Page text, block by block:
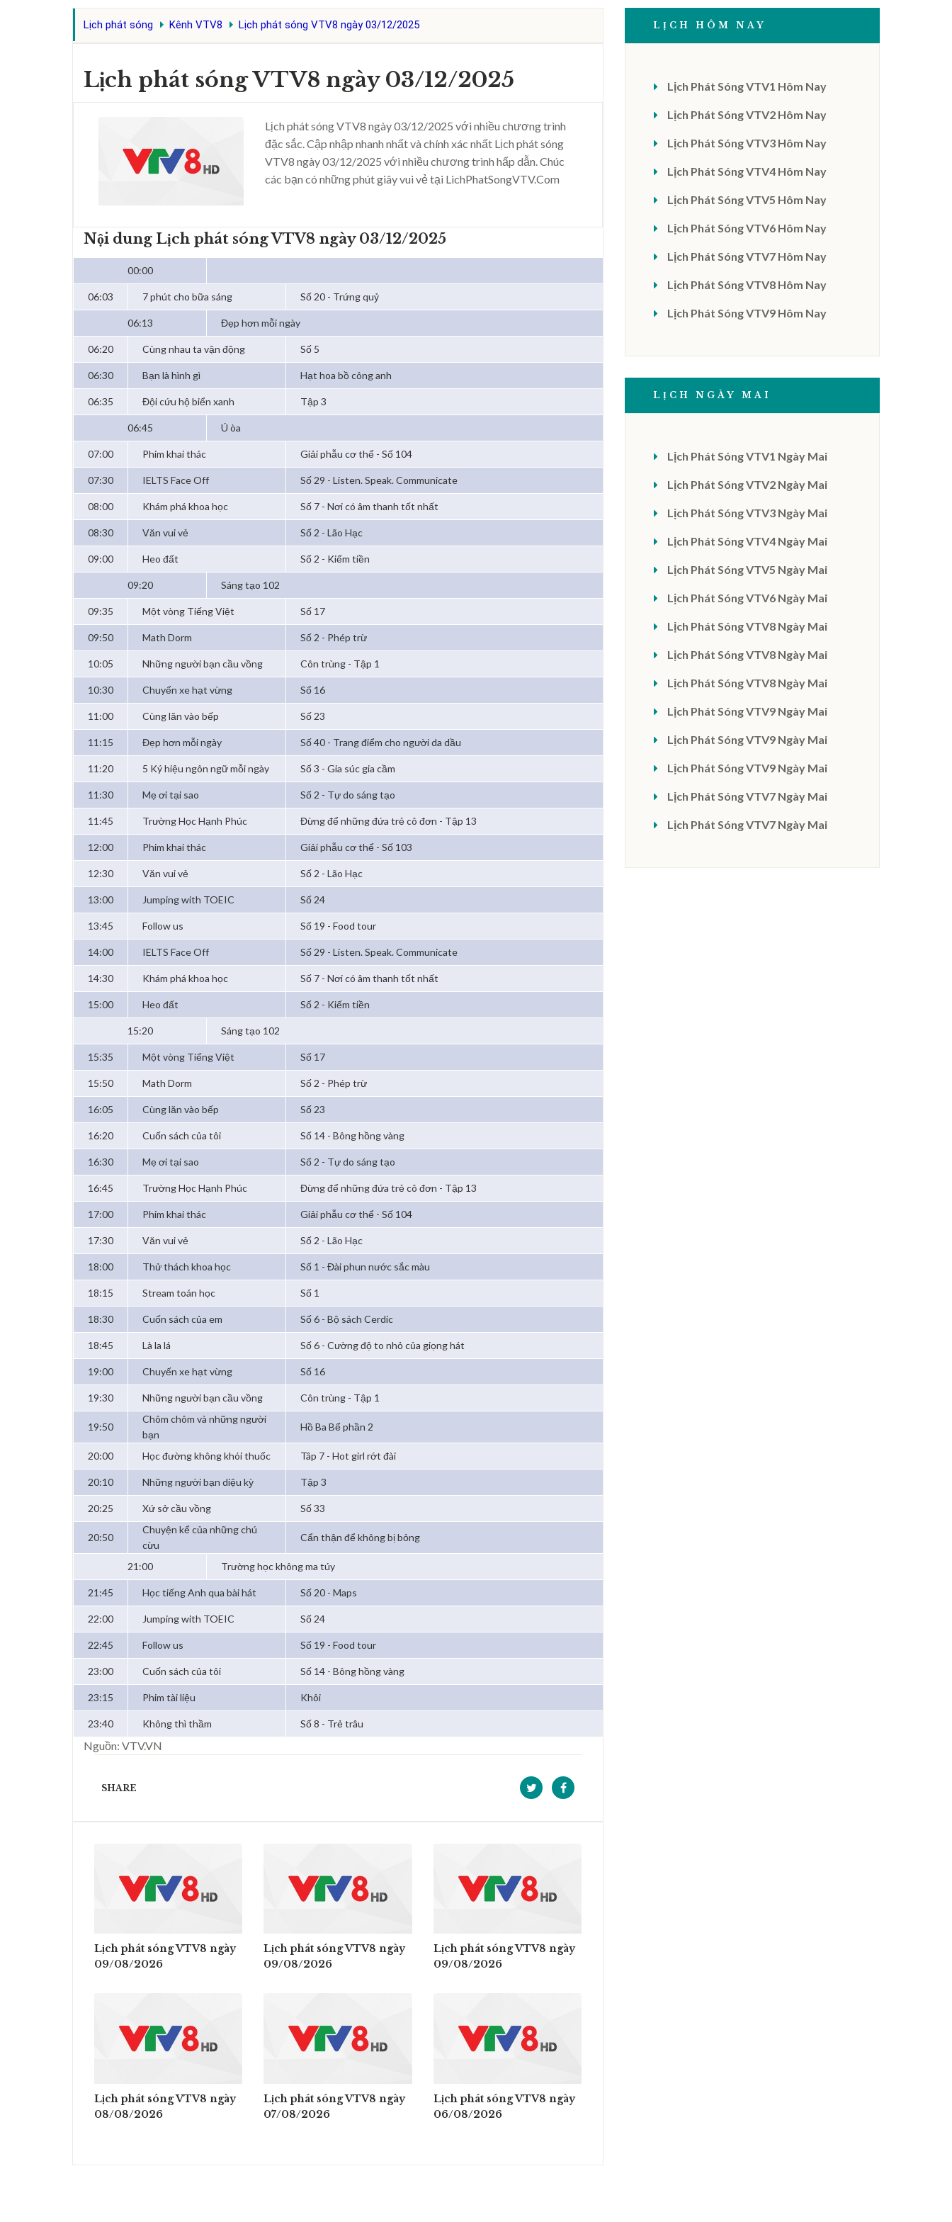
Lịch phát sóng Kênh VTV8 Lịch phát sóng VTV8 ngày 03/12/2025
Lịch phát sóng VTV8 ngày 03/12/2025
Lịch phát sóng VTV8 ngày 03/12/2025 với nhiều chương trình
đặc sắc. Cập nhập nhanh nhất và chính xác nhất Lịch phát sóng
VTV8 ngày 03/12/2025 với nhiều chương trình hấp dẫn. Chúc
các bạn có những phút giây vui vẻ tại LichPhatSongVTV.Com
Nội dung Lịch phát sóng VTV8 ngày 03/12/2025
00:00
06:03 7 phút cho bữa sáng Số 20 - Trứng quỷ
06:13 Đẹp hơn mỗi ngày
06:20 Cùng nhau ta vận động Số 5
06:30 Bạn là hình gì Hạt hoa bồ công anh
06:35 Đội cứu hộ biển xanh Tập 3
06:45 Ú òa
07:00 Phim khai thác Giải phẫu cơ thể - Số 104
07:30 IELTS Face Off Số 29 - Listen. Speak. Communicate
08:00 Khám phá khoa học Số 7 - Nơi có âm thanh tốt nhất
08:30 Văn vui vẻ Số 2 - Lão Hạc
09:00 Heo đất Số 2 - Kiếm tiền
09:20 Sáng tạo 102
09:35 Một vòng Tiếng Việt Số 17
09:50 Math Dorm Số 2 - Phép trừ
10:05 Những người bạn cầu vồng Côn trùng - Tập 1
10:30 Chuyến xe hạt vừng Số 16
11:00 Cùng lăn vào bếp Số 23
11:15 Đẹp hơn mỗi ngày Số 40 - Trang điểm cho người da dầu
11:20 5 Ký hiệu ngôn ngữ mỗi ngày Số 3 - Gia súc gia cầm
11:30 Mẹ ơi tại sao Số 2 - Tự do sáng tạo
11:45 Trường Học Hạnh Phúc Đừng để những đứa trẻ cô đơn - Tập 13
12:00 Phim khai thác Giải phẫu cơ thể - Số 103
12:30 Văn vui vẻ Số 2 - Lão Hạc
13:00 Jumping with TOEIC Số 24
13:45 Follow us Số 19 - Food tour
14:00 IELTS Face Off Số 29 - Listen. Speak. Communicate
14:30 Khám phá khoa học Số 7 - Nơi có âm thanh tốt nhất
15:00 Heo đất Số 2 - Kiếm tiền
15:20 Sáng tạo 102
15:35 Một vòng Tiếng Việt Số 17
15:50 Math Dorm Số 2 - Phép trừ
16:05 Cùng lăn vào bếp Số 23
16:20 Cuốn sách của tôi Số 14 - Bông hồng vàng
16:30 Mẹ ơi tại sao Số 2 - Tự do sáng tạo
16:45 Trường Học Hạnh Phúc Đừng để những đứa trẻ cô đơn - Tập 13
17:00 Phim khai thác Giải phẫu cơ thể - Số 104
17:30 Văn vui vẻ Số 2 - Lão Hạc
18:00 Thử thách khoa học Số 1 - Đài phun nước sắc màu
18:15 Stream toán học Số 1
18:30 Cuốn sách của em Số 6 - Bộ sách Cerdic
18:45 Là la lá Số 6 - Cường độ to nhỏ của giọng hát
19:00 Chuyến xe hạt vừng Số 16
19:30 Những người bạn cầu vồng Côn trùng - Tập 1
19:50
Chôm chôm và những người
bạn
Hồ Ba Bể phần 2
20:00 Học đường không khói thuốc Tâp 7 - Hot girl rớt đài
20:10 Những người bạn diệu kỳ Tập 3
20:25 Xứ sở cầu vồng Số 33
20:50
Chuyện kể của những chú
cừu
Cẩn thận để không bị bỏng
21:00 Trường học không ma túy
21:45 Học tiếng Anh qua bài hát Số 20 - Maps
22:00 Jumping with TOEIC Số 24
22:45 Follow us Số 19 - Food tour
23:00 Cuốn sách của tôi Số 14 - Bông hồng vàng
23:15 Phim tài liệu Khôi
23:40 Không thì thầm Số 8 - Trẻ trâu
Nguồn: VTV.VN
SHARE
Lịch phát sóng VTV8 ngày
09/08/2026
Lịch phát sóng VTV8 ngày
09/08/2026
Lịch phát sóng VTV8 ngày
09/08/2026
Lịch phát sóng VTV8 ngày
08/08/2026
Lịch phát sóng VTV8 ngày
07/08/2026
Lịch phát sóng VTV8 ngày
06/08/2026
LỊCH HÔM NAY
Lịch Phát Sóng VTV1 Hôm Nay
Lịch Phát Sóng VTV2 Hôm Nay
Lịch Phát Sóng VTV3 Hôm Nay
Lịch Phát Sóng VTV4 Hôm Nay
Lịch Phát Sóng VTV5 Hôm Nay
Lịch Phát Sóng VTV6 Hôm Nay
Lịch Phát Sóng VTV7 Hôm Nay
Lịch Phát Sóng VTV8 Hôm Nay
Lịch Phát Sóng VTV9 Hôm Nay
LỊCH NGÀY MAI
Lịch Phát Sóng VTV1 Ngày Mai
Lịch Phát Sóng VTV2 Ngày Mai
Lịch Phát Sóng VTV3 Ngày Mai
Lịch Phát Sóng VTV4 Ngày Mai
Lịch Phát Sóng VTV5 Ngày Mai
Lịch Phát Sóng VTV6 Ngày Mai
Lịch Phát Sóng VTV8 Ngày Mai
Lịch Phát Sóng VTV8 Ngày Mai
Lịch Phát Sóng VTV8 Ngày Mai
Lịch Phát Sóng VTV9 Ngày Mai
Lịch Phát Sóng VTV9 Ngày Mai
Lịch Phát Sóng VTV9 Ngày Mai
Lịch Phát Sóng VTV7 Ngày Mai
Lịch Phát Sóng VTV7 Ngày Mai